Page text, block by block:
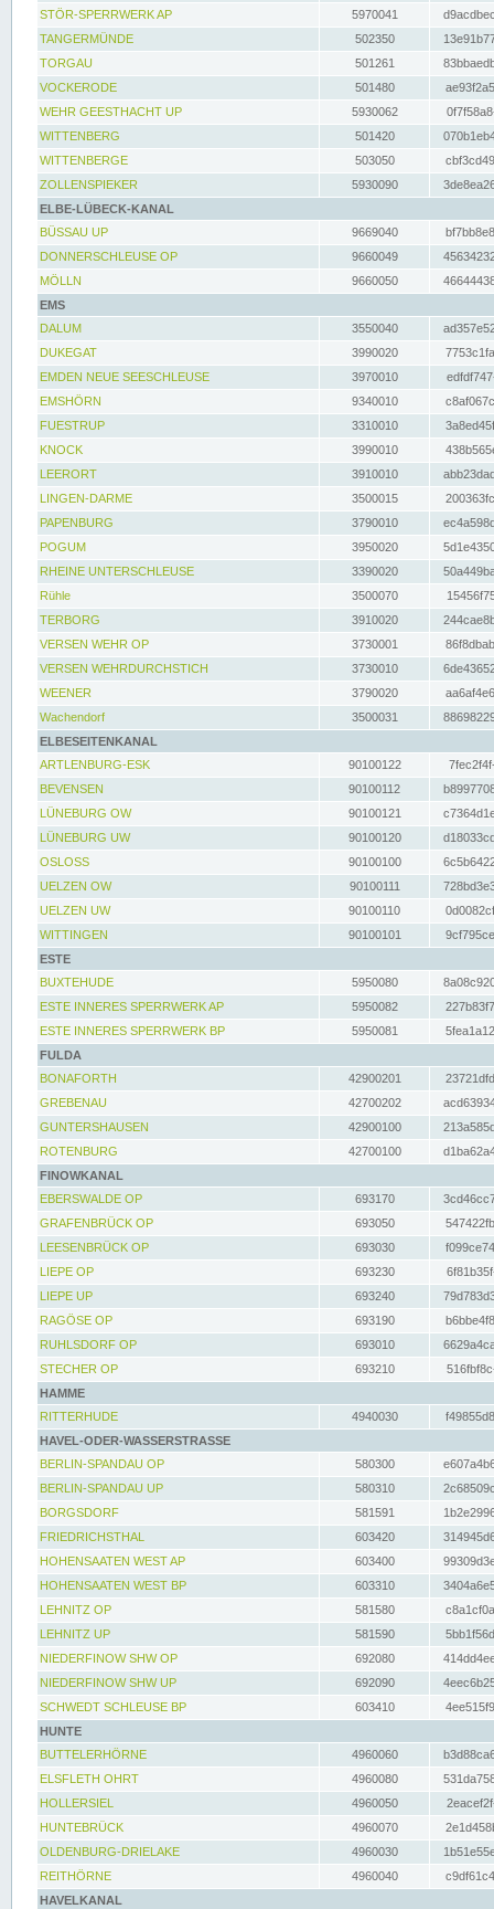
STÖR-SPERRWERK AP 5970041
TANGERMÜNDE
502350
TORGAU
501261
VOCKERODE
501480
WEHR GEESTHACHT UP
5930062
WITTENBERG
501420
WITTENBERGE
503050
ZOLLENSPIEKER
5930090
ELBE-LÜBECK-KANAL
BÜSSAU UP
9669040
DONNERSCHLEUSE OP
9660049
MÖLLN
9660050
EMS
DALUM
3550040
DUKEGAT
3990020
EMDEN NEUE SEESCHLEUSE
3970010
EMSHÖRN
9340010
FUESTRUP
3310010
KNOCK
3990010
LEERORT
3910010
LINGEN-DARME
3500015
PAPENBURG
3790010
POGUM
3950020
RHEINE UNTERSCHLEUSE
3390020
Rühle
3500070
TERBORG
3910020
VERSEN WEHR OP
3730001
VERSEN WEHRDURCHSTICH
3730010
WEENER
3790020
Wachendorf
3500031
ELBESEITENKANAL
ARTLENBURG-ESK
90100122
BEVENSEN
90100112
LÜNEBURG OW
90100121
LÜNEBURG UW
90100120
OSLOSS
90100100
UELZEN OW
90100111
UELZEN UW
90100110
WITTINGEN
90100101
ESTE
BUXTEHUDE
5950080
ESTE INNERES SPERRWERK AP
5950082
ESTE INNERES SPERRWERK BP
5950081
FULDA
BONAFORTH
42900201
GREBENAU
42700202
GUNTERSHAUSEN
42900100
ROTENBURG
42700100
FINOWKANAL
EBERSWALDE OP
693170
GRAFENBRÜCK OP
693050
LEESENBRÜCK OP
693030
LIEPE OP
693230
LIEPE UP
693240
RAGÖSE OP
693190
RUHLSDORF OP
693010
STECHER OP
693210
HAMME
RITTERHUDE
4940030
HAVEL-ODER-WASSERSTRASSE
BERLIN-SPANDAU OP
580300
BERLIN-SPANDAU UP
580310
BORGSDORF
581591
FRIEDRICHSTHAL
603420
HOHENSAATEN WEST AP
603400
HOHENSAATEN WEST BP
603310
LEHNITZ OP
581580
LEHNITZ UP
581590
NIEDERFINOW SHW OP
692080
NIEDERFINOW SHW UP
692090
SCHWEDT SCHLEUSE BP
603410
HUNTE
BUTTELERHÖRNE
4960060
ELSFLETH OHRT
4960080
HOLLERSIEL
4960050
HUNTEBRÜCK
4960070
OLDENBURG-DRIELAKE
4960030
REITHÖRNE
4960040
HAVELKANAL